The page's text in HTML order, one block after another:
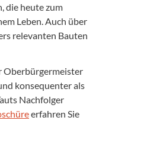
die heute zum
Leben. Auch über
relevanten Bauten
Oberbürgermeister
konsequenter als
Nachfolger
erfahren Sie